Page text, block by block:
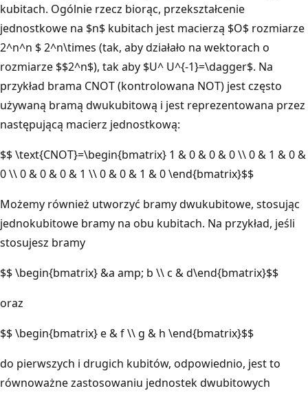
kubitach. Ogólnie rzecz biorąc, przekształcenie
jednostkowe na $n$ kubitach jest macierzą $O$ rozmiarze
2^n^n $ 2^n\times (tak, aby działało na wektorach o
rozmiarze $$2^n$), tak aby $U^ U^{-1}=\dagger$. Na
przykład brama CNOT (kontrolowana NOT) jest często
używaną bramą dwukubitową i jest reprezentowana przez
następującą macierz jednostkową:
$$ \text{CNOT}=\begin{bmatrix} 1 & 0 & 0 & 0 \\ 0 & 1 & 0 &
0 \\ 0 & 0 & 0 & 1 \\ 0 & 0 & 1 & 0 \end{bmatrix}$$
Możemy również utworzyć bramy dwukubitowe, stosując
jednokubitowe bramy na obu kubitach. Na przykład, jeśli
stosujesz bramy
$$ \begin{bmatrix} &a amp; b \\ c & d\end{bmatrix}$$
oraz
$$ \begin{bmatrix} e & f \\ g & h \end{bmatrix}$$
do pierwszych i drugich kubitów, odpowiednio, jest to
równoważne zastosowaniu jednostek dwubitowych